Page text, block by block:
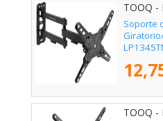
TOOQ -
Soporte
TOOQ -